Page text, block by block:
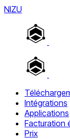
NIZU
Intégrations
Applications
Facturation
Prix